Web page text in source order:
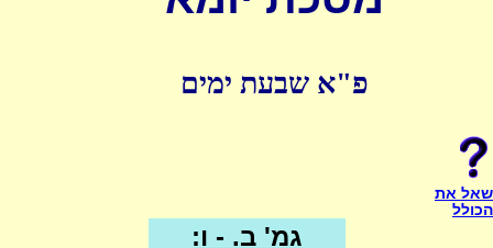
פ"א שבעת ימים
שאל את
הכולל
גמ' ב. - ו: